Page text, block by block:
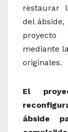
restaurar
del
proyecto
mediante
originales.
El
ábside